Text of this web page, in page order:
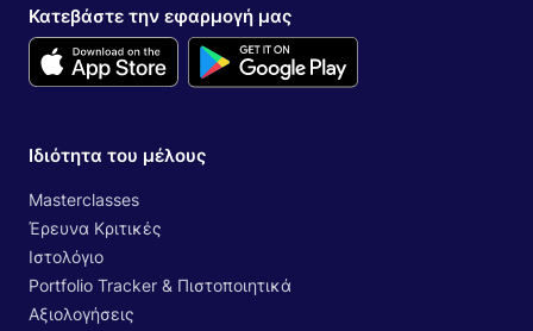
Κατεβάστε την εφαρμογή μας
Ιδιότητα του μέλους
Masterclasses
Έρευνα Κριτικές
Ιστολόγιο
Portfolio Tracker & Πιστοποιητικά
Αξιολογήσεις